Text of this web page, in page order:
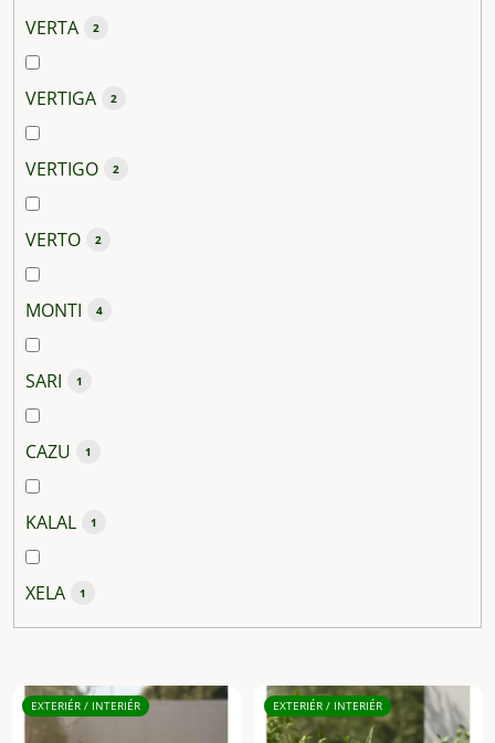
VERTA 2
VERTIGA 2
VERTIGO 2
VERTO 2
MONTI 4
SARI 1
CAZU 1
KALAL 1
XELA 1
V
ý EXTERIÉR / INTERIÉR EXTERIÉR / INTERIÉR